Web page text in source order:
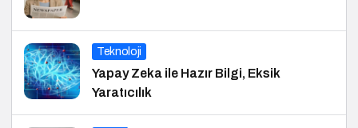
Teknoloji
Yapay Zeka ile Hazır Bilgi, Eksik
Yaratıcılık